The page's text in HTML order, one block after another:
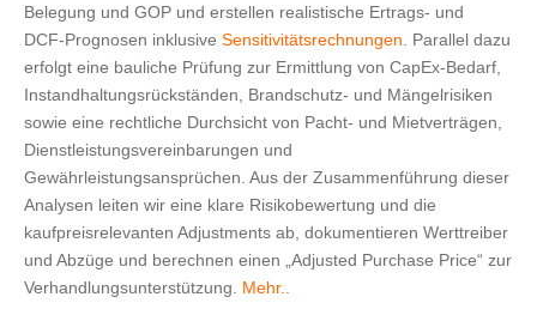
Belegung und GOP und erstellen realistische Ertrags‑ und
DCF‑Prognosen inklusive Sensitivitätsrechnungen . Parallel dazu
erfolgt eine bauliche Prüfung zur Ermittlung von CapEx‑Bedarf,
Instandhaltungsrückständen, Brandschutz‑ und Mängelrisiken
sowie eine rechtliche Durchsicht von Pacht‑ und Mietverträgen,
Dienstleistungsvereinbarungen und
Gewährleistungsansprüchen. Aus der Zusammenführung dieser
Analysen leiten wir eine klare Risikobewertung und die
kaufpreisrelevanten Adjustments ab, dokumentieren Werttreiber
und Abzüge und berechnen einen „Adjusted Purchase Price“ zur
Verhandlungsunterstützung. Mehr..